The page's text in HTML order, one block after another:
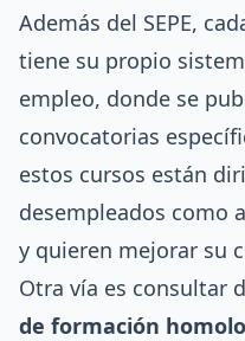
Además del SEPE,
tiene su propio
empleo, donde se
convocatorias
estos cursos están
desempleados como
y quieren mejorar su
Otra vía es consultar
de formación